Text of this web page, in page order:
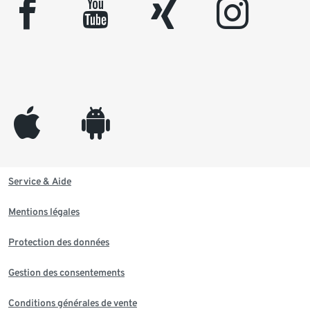
facebook youtube xing instagram
appleinc android
Service & Aide
Mentions légales
Protection des données
Gestion des consentements
Conditions générales de vente